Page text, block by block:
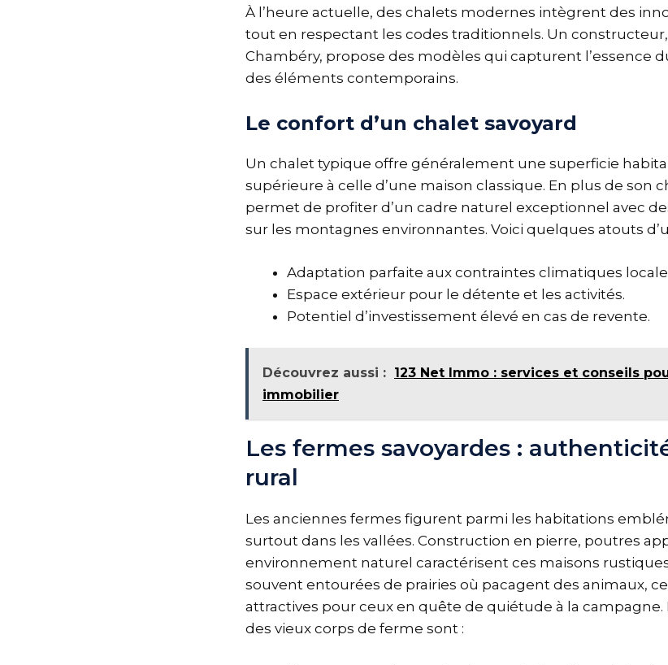
À l’heure actuelle, des chalets modernes intègrent des
tout en respectant les codes traditionnels. Un
Chambéry, propose des modèles qui capturent l’essence
des éléments contemporains.
Le confort d’un chalet savoyard
Un chalet typique offre généralement une superficie
supérieure à celle d’une maison classique. En plus de son
permet de profiter d’un cadre naturel exceptionnel avec
sur les montagnes environnantes. Voici quelques atouts
Adaptation parfaite aux contraintes climatiques
Espace extérieur pour le détente et les activités.
Potentiel d’investissement élevé en cas de revente.
Découvrez aussi : 123 Net Immo : services et conseils
immobilier
Les fermes savoyardes :
rural
Les anciennes fermes figurent parmi les habitations
surtout dans les vallées. Construction en pierre, poutres
environnement naturel caractérisent ces maisons
souvent entourées de prairies où pacagent des animaux,
attractives pour ceux en quête de quiétude à la
des vieux corps de ferme sont :